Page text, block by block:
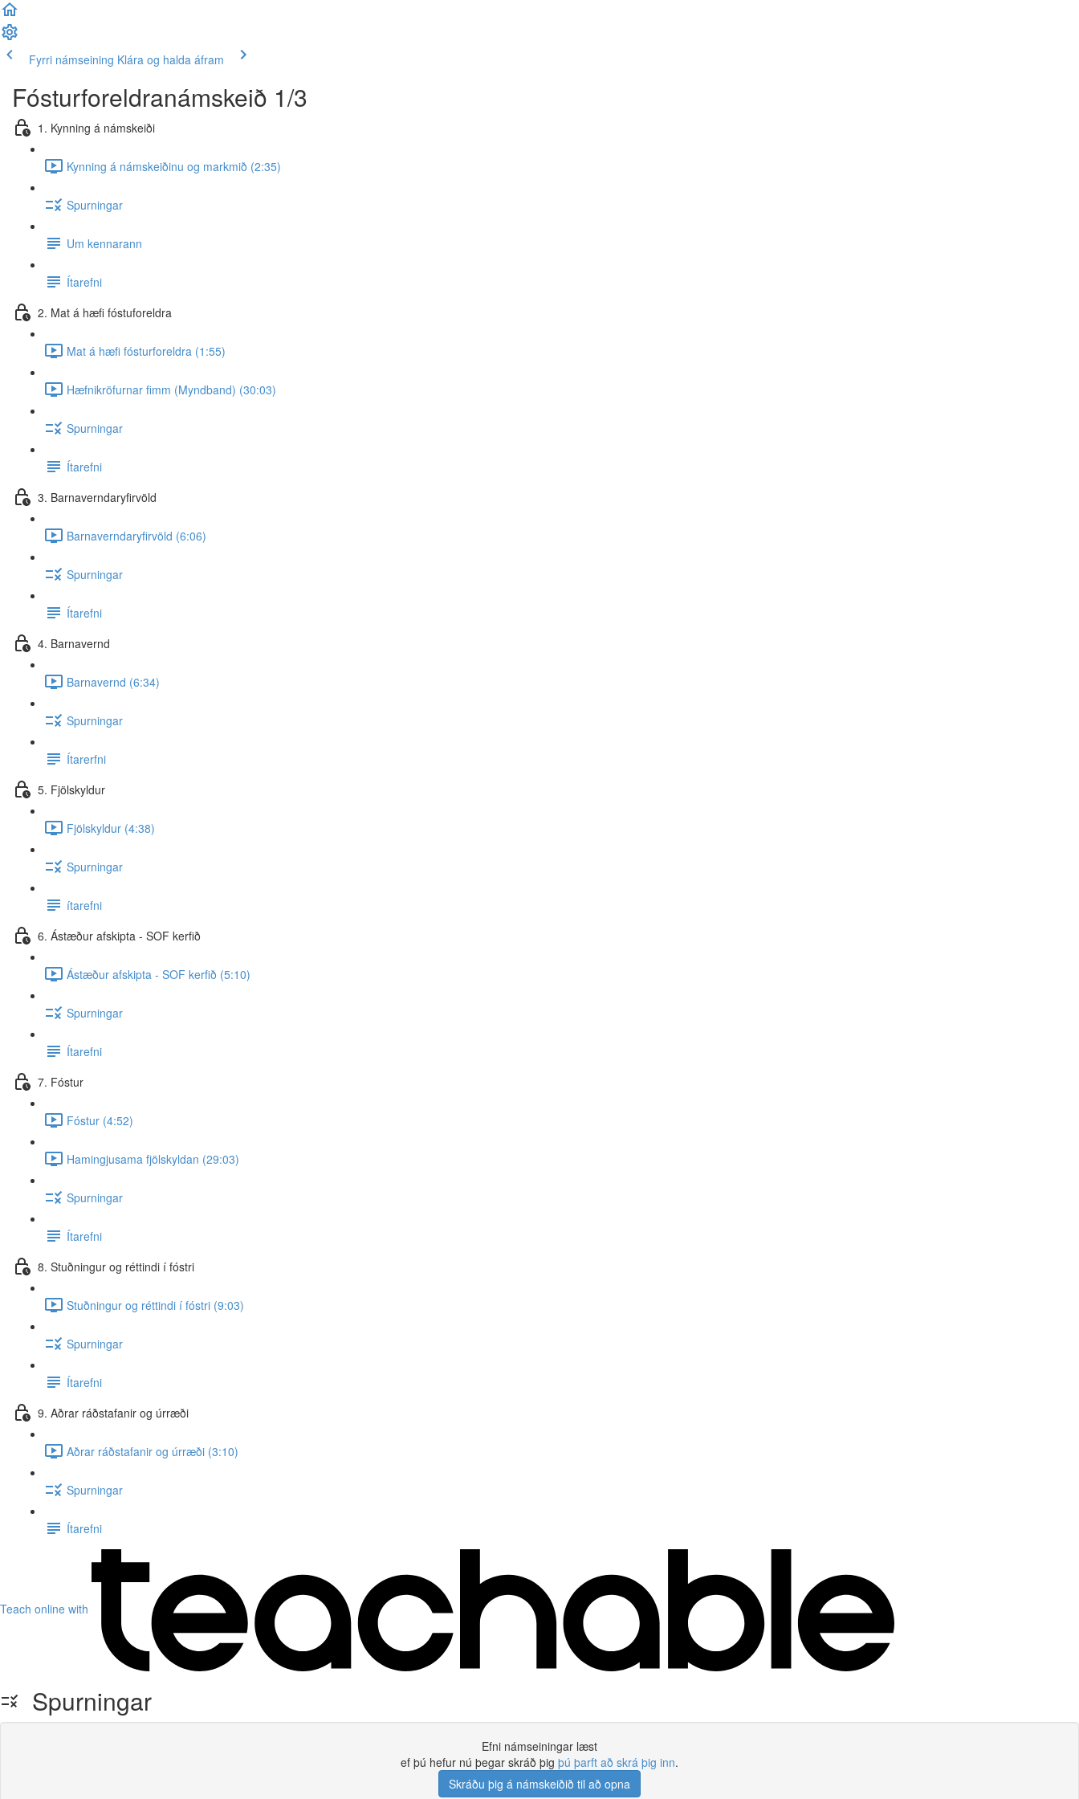
Fyrri námseining Klára og halda áfram
Fósturforeldranámskeið 1/3
1. Kynning á námskeiði
Kynning á námskeiðinu og markmið (2:35)
Spurningar
Um kennarann
Ítarefni
2. Mat á hæfi fóstuforeldra
Mat á hæfi fósturforeldra (1:55)
Hæfnikröfurnar fimm (Myndband) (30:03)
Spurningar
Ítarefni
3. Barnaverndaryfirvöld
Barnaverndaryfirvöld (6:06)
Spurningar
Ítarefni
4. Barnavernd
Barnavernd (6:34)
Spurningar
Ítarerfni
5. Fjölskyldur
Fjölskyldur (4:38)
Spurningar
ítarefni
6. Ástæður afskipta - SOF kerfið
Ástæður afskipta - SOF kerfið (5:10)
Spurningar
Ítarefni
7. Fóstur
Fóstur (4:52)
Hamingjusama fjölskyldan (29:03)
Spurningar
Ítarefni
8. Stuðningur og réttindi í fóstri
Stuðningur og réttindi í fóstri (9:03)
Spurningar
Ítarefni
9. Aðrar ráðstafanir og úrræði
Aðrar ráðstafanir og úrræði (3:10)
Spurningar
Ítarefni
Teach online with
Spurningar
Efni námseiningar læst
ef þú hefur nú þegar skráð þig þú þarft að skrá þig inn.
Skráðu þig á námskeiðið til að opna